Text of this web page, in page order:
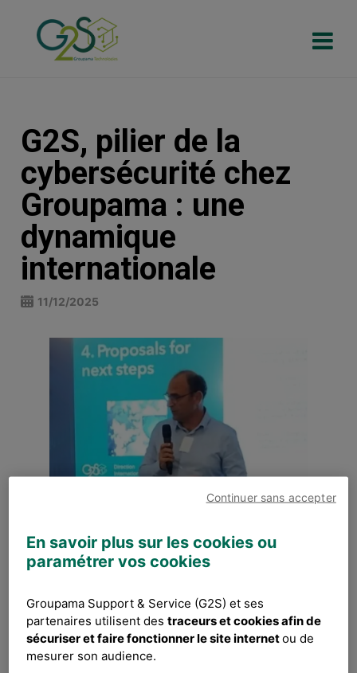
G2S, pilier de la
cybersécurité chez
Groupama : une
dynamique
internationale
11/12/2025
Les 5 et 6 novembre, G2S a accueilli un
événement majeur : la première rencontre
des Systèmes d’Information (RSSI) du
Groupe Groupama.
Cette initiative portée par le RSSI Groupe
En savoir plus sur les cookies ou
paramétrer vos cookies
Groupama Support & Service (G2S) et ses
partenaires utilisent destraceurs et cookies afin de
sécuriser et faire fonctionner le site internetou de
mesurer son audience.
Continuer sans accepter